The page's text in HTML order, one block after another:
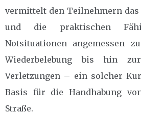
vermittelt den Teilnehmern das
und die praktischen
Notsituationen angemessen
Wiederbelebung bis hin
Verletzungen – ein solcher
Basis für die Handhabung
Straße.